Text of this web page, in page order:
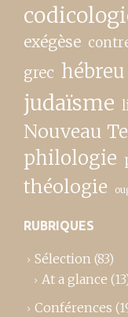
exégèse
grec hébreu
judaïsme
Nouveau
philologie
théologie
RUBRIQUES
Sélection (83)
At a glance
Conférences